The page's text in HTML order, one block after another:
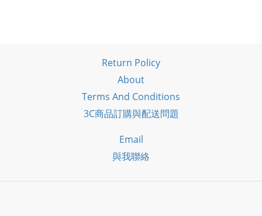
Return Policy
About
Terms And Conditions
3C商品訂購與配送問題
Email
與我聯絡